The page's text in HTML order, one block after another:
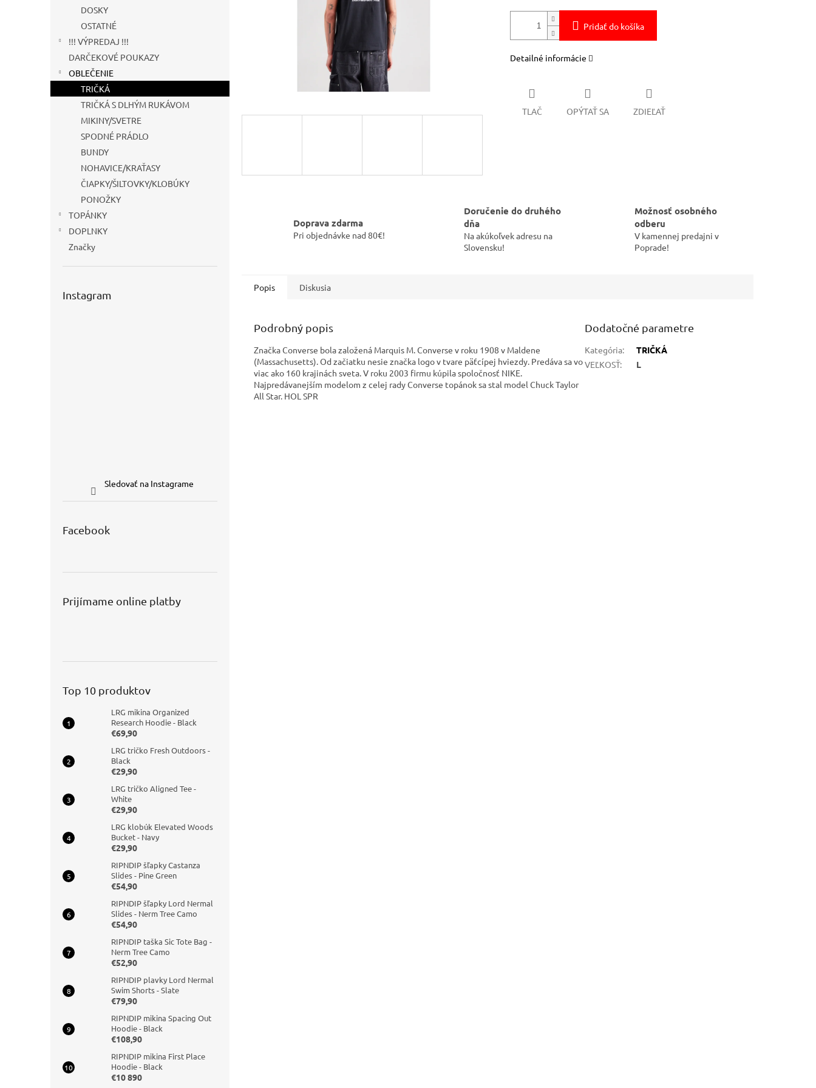
DOSKY
OSTATNÉ
!!! VÝPREDAJ !!!
DARČEKOVÉ POUKAZY
OBLEČENIE
TRIČKÁ
TRIČKÁ S DLHÝM RUKÁVOM
MIKINY/SVETRE
SPODNÉ PRÁDLO
BUNDY
NOHAVICE/KRAŤASY
ČIAPKY/ŠILTOVKY/KLOBÚKY
PONOŽKY
TOPÁNKY
DOPLNKY
Značky
Instagram
Sledovať na Instagrame
Facebook
Prijímame online platby
Top 10 produktov
LRG mikina Organized
Research Hoodie - Black
€69,90
LRG tričko Fresh Outdoors -
Black
€29,90
LRG tričko Aligned Tee -
White
€29,90
LRG klobúk Elevated Woods
Bucket - Navy
€29,90
RIPNDIP šľapky Castanza
Slides - Pine Green
€54,90
RIPNDIP šľapky Lord Nermal
Slides - Nerm Tree Camo
€54,90
RIPNDIP taška Sic Tote Bag -
Nerm Tree Camo
€52,90
RIPNDIP plavky Lord Nermal
Swim Shorts - Slate
€79,90
RIPNDIP mikina Spacing Out
Hoodie - Black
€108,90
RIPNDIP mikina First Place
Hoodie - Black
€10 890
Pridať do košíka
Detailné informácie
TLAČ OPÝTAŤ SA ZDIEĽAŤ
Doprava zdarma
Pri objednávke nad 80€!
Doručenie do druhého
dňa
Na akúkoľvek adresu na
Slovensku!
Možnosť osobného
odberu
V kamennej predajni v
Poprade!
Popis Diskusia
Podrobný popis
Značka Converse bola založená Marquis M. Converse v roku 1908 v Maldene
(Massachusetts). Od začiatku nesie značka logo v tvare päťcípej hviezdy. Predáva sa vo
viac ako 160 krajinách sveta. V roku 2003 firmu kúpila spoločnosť NIKE.
Najpredávanejším modelom z celej rady Converse topánok sa stal model Chuck Taylor
All Star. HOL SPR
Dodatočné parametre
Kategória:
TRIČKÁ
VEĽKOSŤ: L